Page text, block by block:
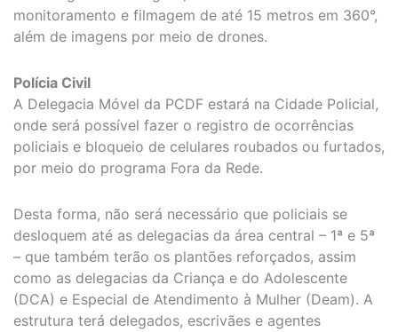
monitoramento e filmagem de até 15 metros em 360°,
além de imagens por meio de drones.
Polícia Civil
A Delegacia Móvel da PCDF estará na Cidade Policial,
onde será possível fazer o registro de ocorrências
policiais e bloqueio de celulares roubados ou furtados,
por meio do programa Fora da Rede.
Desta forma, não será necessário que policiais se
desloquem até as delegacias da área central – 1ª e 5ª
– que também terão os plantões reforçados, assim
como as delegacias da Criança e do Adolescente
(DCA) e Especial de Atendimento à Mulher (Deam). A
estrutura terá delegados, escrivães e agentes